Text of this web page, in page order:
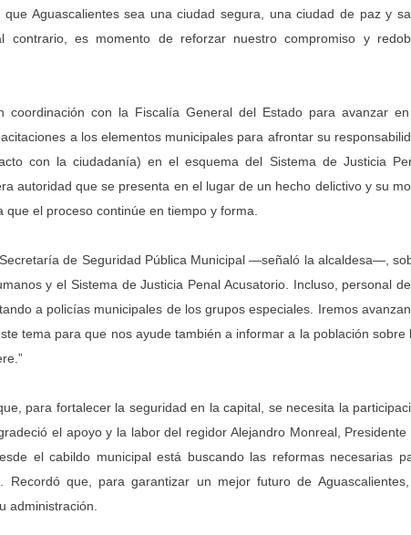
Aguascalientes sea una ciudad segura, una ciudad de paz y
contrario, es momento de reforzar nuestro compromiso y
coordinación con la Fiscalía General del Estado para avanzar
a los elementos municipales para afrontar su
con la ciudadanía) en el esquema del Sistema de Justicia
autoridad que se presenta en el lugar de un hecho delictivo y su
el proceso continúe en tiempo y forma.
de Seguridad Pública Municipal —señaló la alcaldesa—,
y el Sistema de Justicia Penal Acusatorio. Incluso, personal
a policías municipales de los grupos especiales. Iremos
tema para que nos ayude también a informar a la población sobre
para fortalecer la seguridad en la capital, se necesita la
el apoyo y la labor del regidor Alejandro Monreal, Presidente
el cabildo municipal está buscando las reformas necesarias
Recordó que, para garantizar un mejor futuro de Aguascalientes,
administración.